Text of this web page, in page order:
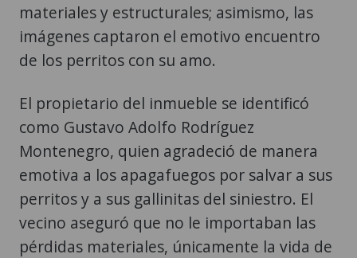
materiales y estructurales; asimismo, las
imágenes captaron el emotivo encuentro
de los perritos con su amo.
El propietario del inmueble se identificó
como Gustavo Adolfo Rodríguez
Montenegro, quien agradeció de manera
emotiva a los apagafuegos por salvar a sus
perritos y a sus gallinitas del siniestro. El
vecino aseguró que no le importaban las
pérdidas materiales, únicamente la vida de